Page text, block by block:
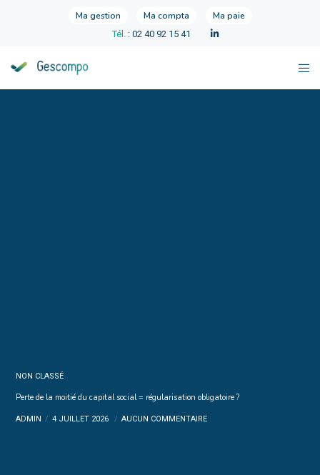
Ma gestion Ma compta Ma paie
Tél. : 02 40 92 15 41
NON CLASSÉ
Perte de la moitié du capital social = régularisation obligatoire ?
ADMIN 4 JUILLET 2026 AUCUN COMMENTAIRE